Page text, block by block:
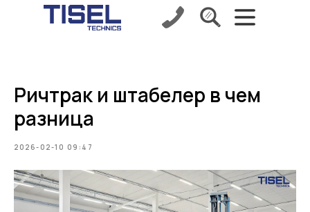
Ричтрак и штабелер в чем
разница
2026-02-10 09:47